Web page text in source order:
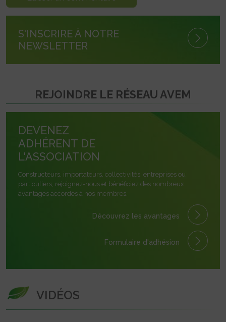
S'INSCRIRE À NOTRE
NEWSLETTER
REJOINDRE LE RÉSEAU AVEM
DEVENEZ
ADHÉRENT DE
L'ASSOCIATION
Constructeurs, importateurs, collectivités, entreprises ou
particuliers, rejoignez-nous et bénéficiez des nombreux
avantages accordés à nos membres.
Découvrez les avantages
Formulaire d'adhésion
VIDÉOS